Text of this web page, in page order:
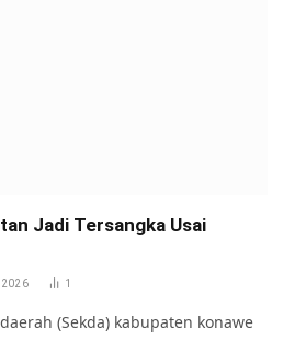
Jadi Tersangka Usai
2026 1
(Sekda) kabupaten konawe